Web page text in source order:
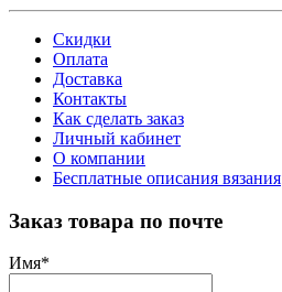
Скидки
Оплата
Доставка
Контакты
Как сделать заказ
Личный кабинет
О компании
Бесплатные описания вязания
Заказ товара по почте
Имя*